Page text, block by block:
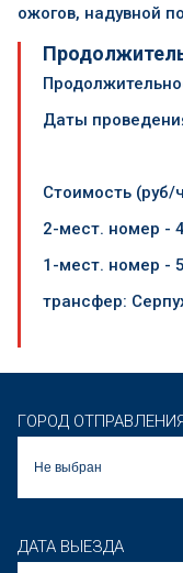
ожогов, надувной
Даты
Стоимость (руб/
2-мест. номер -
1-мест. номер -
трансфер:
ГОРОД
Не выбран
ДАТА ВЫЕЗДА